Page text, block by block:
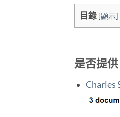
目錄 [顯示]
是否提
Charles